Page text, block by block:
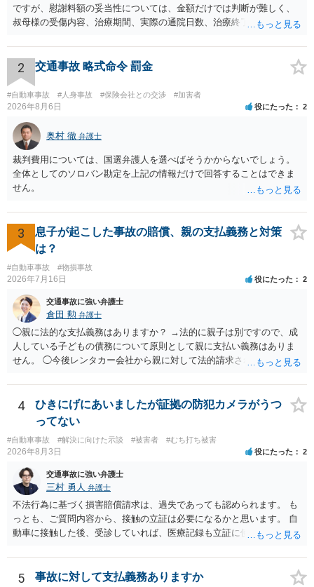
ですが、慰謝料額の妥当性については、金額だけでは判断が難しく、
叔母様の受傷内容、治療期間、実際の通院日数、治療終了の経緯、後
確認する必要があります。保険会社から提示される慰謝料額について
は、弁護士が介入することにより増額を検討できる場合がありますの
で、以下の資料・情報を準備した上で、弁護士に個別に相談すること
をお勧めいたします。 ・相手方保険会社から届いている示談金額の提
示書類 ・叔母様の診断名、けがの内容 ・治療開始日及び治療終了日
・入院の有無、通院回数 ・現在も症状が残っているか ・叔母様ご本人
やご家族等が加入している保険に、今回の事故で利用できる弁護士費
用特約が付帯しているか なお、被害者は叔母様ご本人となりますの
で、弁護士が受任する場合には、叔母様ご本人の依頼意思等を確認す
る必要があります。日本語での十分な意思疎通が難しいとのことです
ので、そのあたりのご事情も踏まえて、依頼意思の確認方法等を検討
2 交通事故 略式命令 罰金
#自動車事故 #人身事故 #保険会社との交渉 #加害者
2026年8月6日 役にたった 2
奥村 徹 弁護士
裁判費用については、国選弁護人を選べばそうかからないでしょう。
全体としてのソロバン勘定を上記の情報だけで回答することはできま
せん。
3
息子が起こした事故の賠償、親の支払義務と対策
は？
#自動車事故 #物損事故
2026年7月16日 役にたった 2
交通事故に強い弁護士
倉田 勲 弁護士
◯親に法的な支払義務はありますか？ →法的に親子は別ですので、成
人している子どもの債務について原則として親に支払い義務はありま
せん。 ◯今後レンタカー会社から親に対して法的請求される可能性は
低いでしょう。 ◯親である私は今後どう対応すべきでしょうか？ →債
権者に対してご自身は支払いを拒み、請求するのであれば本人に対し
て請求するよう言う程度かと思います。
4
ひきにげにあいましたが証拠の防犯カメラがうつ
ってない
#自動車事故 #解決に向けた示談 #被害者 #むち打ち被害
2026年8月3日 役にたった 2
交通事故に強い弁護士
三村 勇人 弁護士
不法行為に基づく損害賠償請求は、過失であっても認められます。 も
っとも、ご質問内容から、接触の立証は必要になるかと思います。 自
動車に接触した後、受診していれば、医療記録も立証に使えるかと思
士にご相談ください。
5 事故に対して支払義務ありますか